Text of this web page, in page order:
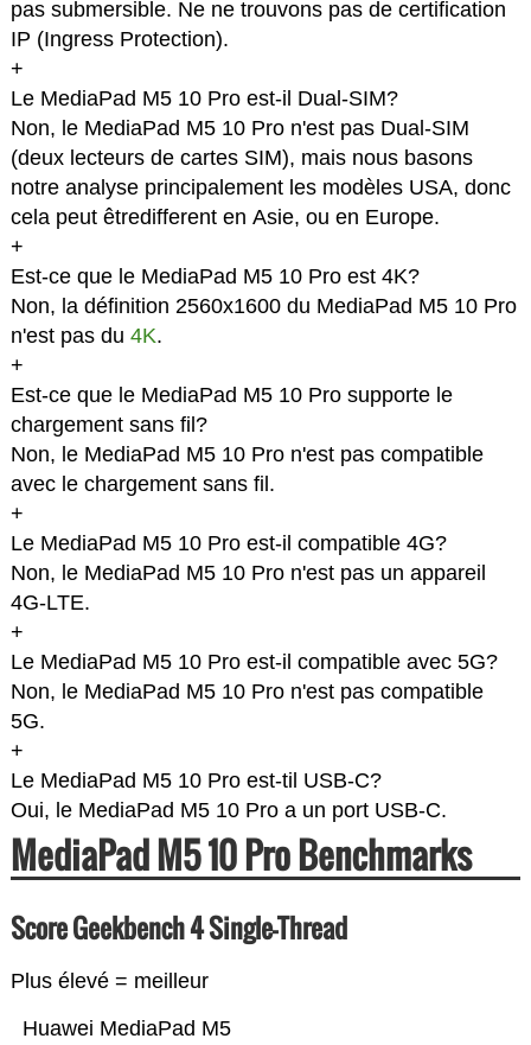
pas submersible. Ne ne trouvons pas de certification
IP (Ingress Protection).
+
Le MediaPad M5 10 Pro est-il Dual-SIM?
Non, le MediaPad M5 10 Pro n'est pas Dual-SIM
(deux lecteurs de cartes SIM), mais nous basons
notre analyse principalement les modèles USA, donc
cela peut êtredifferent en Asie, ou en Europe.
+
Est-ce que le MediaPad M5 10 Pro est 4K?
Non, la définition 2560x1600 du MediaPad M5 10 Pro
n'est pas du 4K.
+
Est-ce que le MediaPad M5 10 Pro supporte le
chargement sans fil?
Non, le MediaPad M5 10 Pro n'est pas compatible
avec le chargement sans fil.
+
Le MediaPad M5 10 Pro est-il compatible 4G?
Non, le MediaPad M5 10 Pro n'est pas un appareil
4G-LTE.
+
Le MediaPad M5 10 Pro est-il compatible avec 5G?
Non, le MediaPad M5 10 Pro n'est pas compatible
5G.
+
Le MediaPad M5 10 Pro est-til USB-C?
Oui, le MediaPad M5 10 Pro a un port USB-C.
MediaPad M5 10 Pro Benchmarks
Score Geekbench 4 Single-Thread
Plus élevé = meilleur
Huawei MediaPad M5